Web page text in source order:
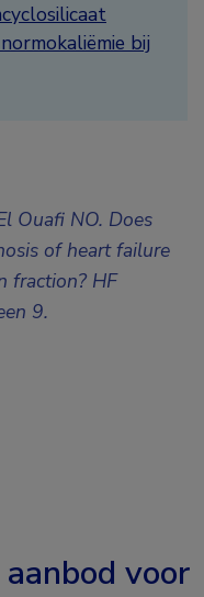
bij
Ouafi NO. Does
of heart failure
fraction? HF
9.
voor